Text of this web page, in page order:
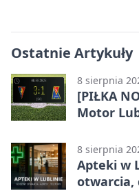
Ostatnie Artykuły
8 sierpnia
[PIŁKA
Motor
8 sierpnia
Apteki w
otwarcia,